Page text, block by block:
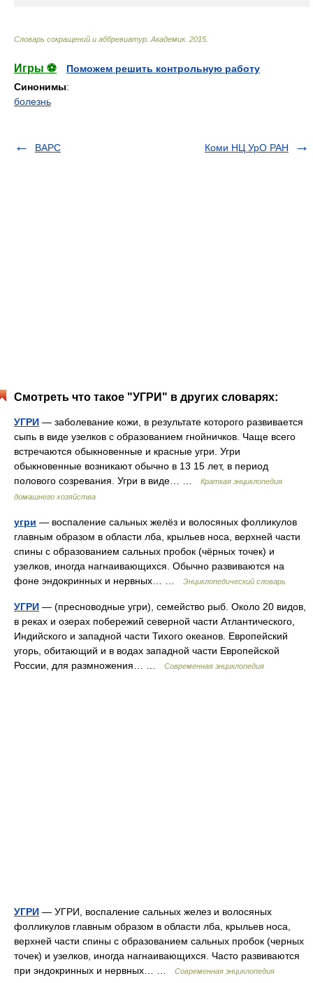
Словарь сокращений и аббревиатур Академик. 2015
Игры ⚽
Поможем решить контрольную работу
Синонимы:
болезнь
ВАРС Коми НЦ УрО РАН
Смотреть что такое "УГРИ" в других словарях:
УГРИ — заболевание кожи, в результате которого развивается
сыпь в виде узелков с образованием гнойничков. Чаще всего
встречаются обыкновенные и красные угри. Угри
обыкновенные возникают обычно в 13 15 лет, в период
полового созревания. Угри в виде… …
Краткая энциклопедия
домашнего хозяйства
угри — воспаление сальных желёз и волосяных фолликулов
главным образом в области лба, крыльев носа, верхней части
спины с образованием сальных пробок (чёрных точек) и
узелков, иногда нагнаивающихся. Обычно развиваются на
фоне эндокринных и нервных… …
Энциклопедический словарь
УГРИ — (пресноводные угри), семейство рыб. Около 20 видов,
в реках и озерах побережий северной части Атлантического,
Индийского и западной части Тихого океанов. Европейский
угорь, обитающий и в водах западной части Европейской
России, для размножения… …
Современная энциклопедия
УГРИ — УГРИ, воспаление сальных желез и волосяных
фолликулов главным образом в области лба, крыльев носа,
верхней части спины с образованием сальных пробок (черных
точек) и узелков, иногда нагнаивающихся. Часто развиваются
при эндокринных и нервных… …
Современная энциклопедия